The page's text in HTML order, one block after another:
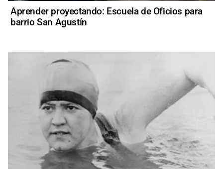
Aprender proyectando: Escuela de Oficios para
barrio San Agustín